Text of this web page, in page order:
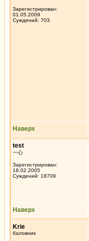
Зарегистрирован:
01.05.2009
Суждений: 703
Наверх
test
一心
Зарегистрирован:
18.02.2005
Суждений: 18709
Наверх
Krie
баловник